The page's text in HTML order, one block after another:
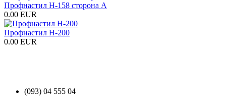
Профнастил Н-158 сторона А
0.00 EUR
Профнастил Н-200
0.00 EUR
(093) 04 555 04